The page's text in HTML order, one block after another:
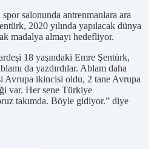
salonunda antrenmanlara ara
2020 yılında yapılacak dünya
madalya almayı hedefliyor.
18 yaşındaki Emre Şentürk,
da yazdırdılar. Ablam daha
Avrupa ikincisi oldu, 2 tane Avrupa
var. Her sene Türkiye
takımda. Böyle gidiyor.” diye